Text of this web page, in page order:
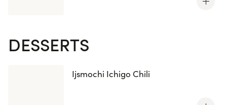
DESSERTS
Ijsmochi Ichigo Chili